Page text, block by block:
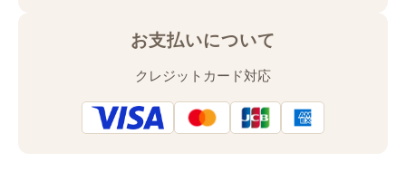
お支払いについて
クレジットカード対応